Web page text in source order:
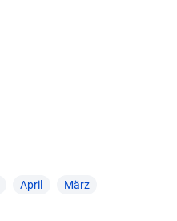
April März